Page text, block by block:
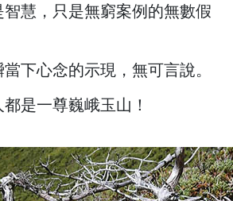
慧，只是無窮案例的無數假
下心念的示現，無可言說。
是一尊巍峨玉山！